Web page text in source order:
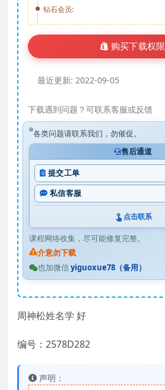
钻石会员:
购买下载权限
最近更新: 2022-09-05
下载遇到问题？可联系客服或反馈
各类问题请联系我们，勿催促。
售后通道
提交工单
私信客服
点击联系
课程网络收集，尽可能修复完整。
介意勿下载
也加微信yiguoxue78（备用）
周神松姓名学 好
编号：2578D282
声明：